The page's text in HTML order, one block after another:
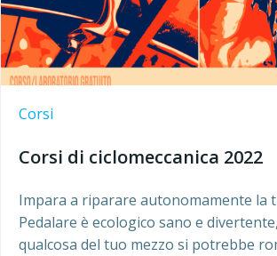
Corsi
Corsi di ciclomeccanica 2022
Impara a riparare autonomamente la
Pedalare è ecologico sano e
qualcosa del tuo mezzo si potrebbe